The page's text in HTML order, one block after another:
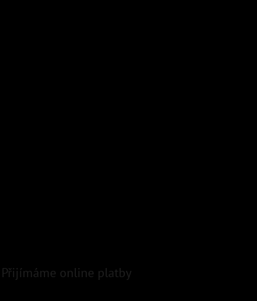
Přijímáme online platby